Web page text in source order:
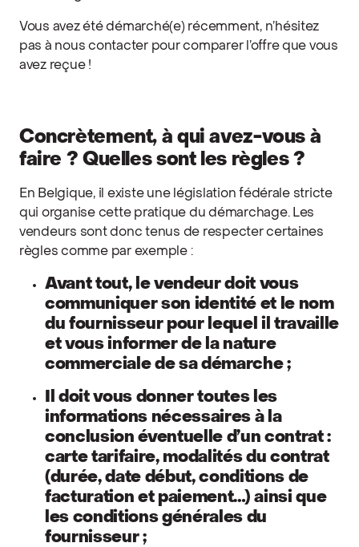
Vous avez été démarché(e) récemment, n’hésitez
pas à nous contacter pour comparer l’offre que vous
avez reçue !
Concrètement, à qui avez-vous à
faire ? Quelles sont les règles ?
En Belgique, il existe une législation fédérale stricte
qui organise cette pratique du démarchage. Les
vendeurs sont donc tenus de respecter certaines
règles comme par exemple :
Avant tout, le vendeur doit vous
communiquer son identité et le nom
du fournisseur pour lequel il travaille
et vous informer de la nature
commerciale de sa démarche ;
Il doit vous donner toutes les
informations nécessaires à la
conclusion éventuelle d’un contrat :
carte tarifaire, modalités du contrat
(durée, date début, conditions de
facturation et paiement…) ainsi que
les conditions générales du
fournisseur ;